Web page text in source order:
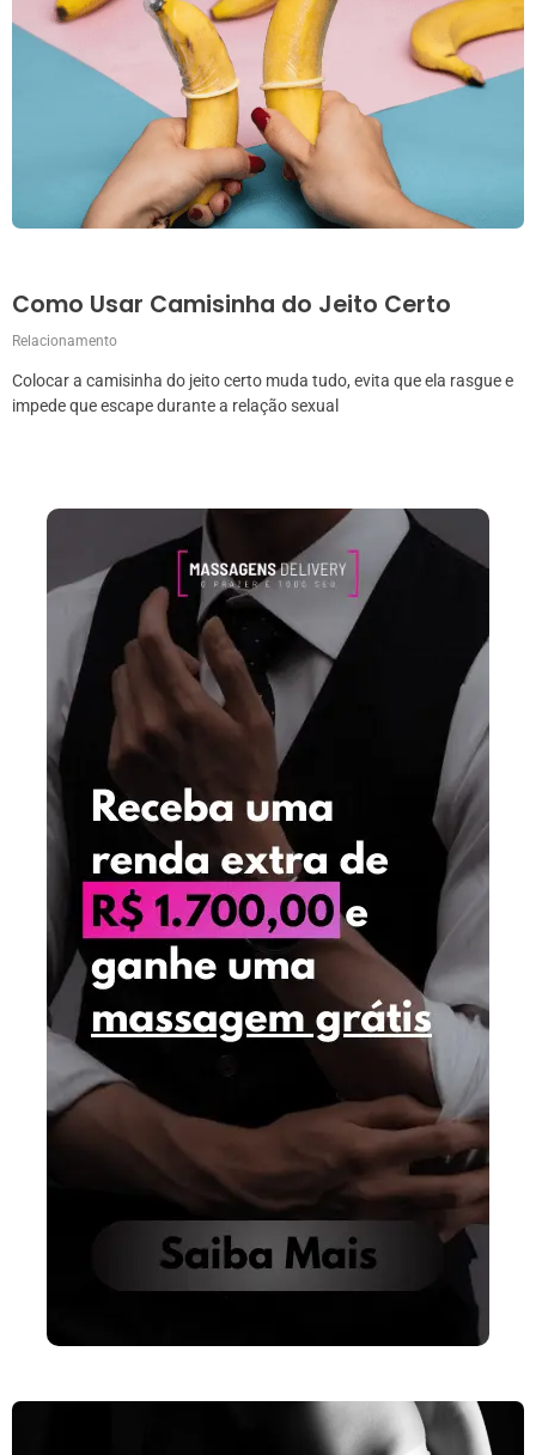
Como Usar Camisinha do Jeito Certo
Relacionamento
Colocar a camisinha do jeito certo muda tudo, evita que ela rasgue e
impede que escape durante a relação sexual